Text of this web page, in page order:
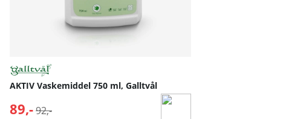
AKTIV Vaskemiddel 750 ml, Galltvål
89,- Normalpris:
92,-